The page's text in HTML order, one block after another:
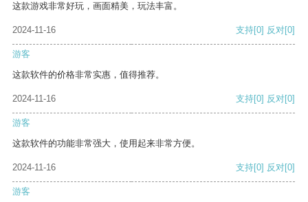
这款游戏非常好玩，画面精美，玩法丰富。
2024-11-16 支持[0] 反对[0]
游客
这款软件的价格非常实惠，值得推荐。
2024-11-16 支持[0] 反对[0]
游客
这款软件的功能非常强大，使用起来非常方便。
2024-11-16 支持[0] 反对[0]
游客